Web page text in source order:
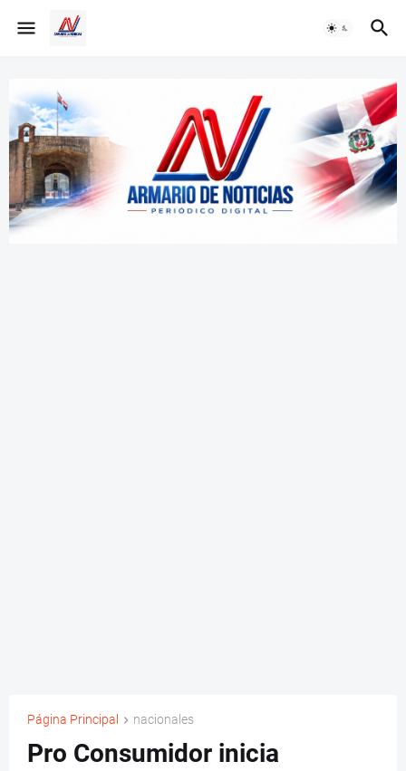
Página Principal nacionales
Pro Consumidor inicia